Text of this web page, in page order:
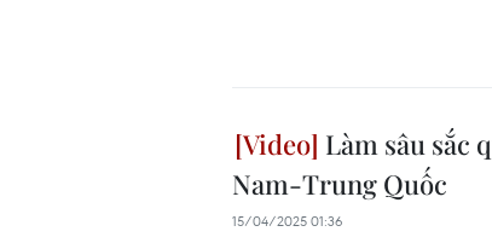
Làm sâu sắc
Nam-Trung Quốc
15/04/2025 01:36